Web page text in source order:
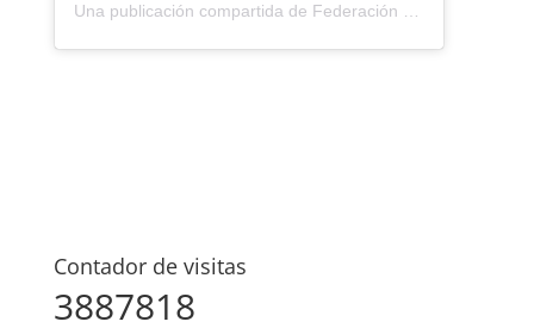
Una publicación compartida de Federación Montañismo Tenerife (@federacion_montanismo_tenerife)
Contador de visitas
3887818